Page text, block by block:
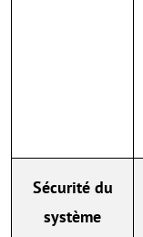
Sécurité du
système